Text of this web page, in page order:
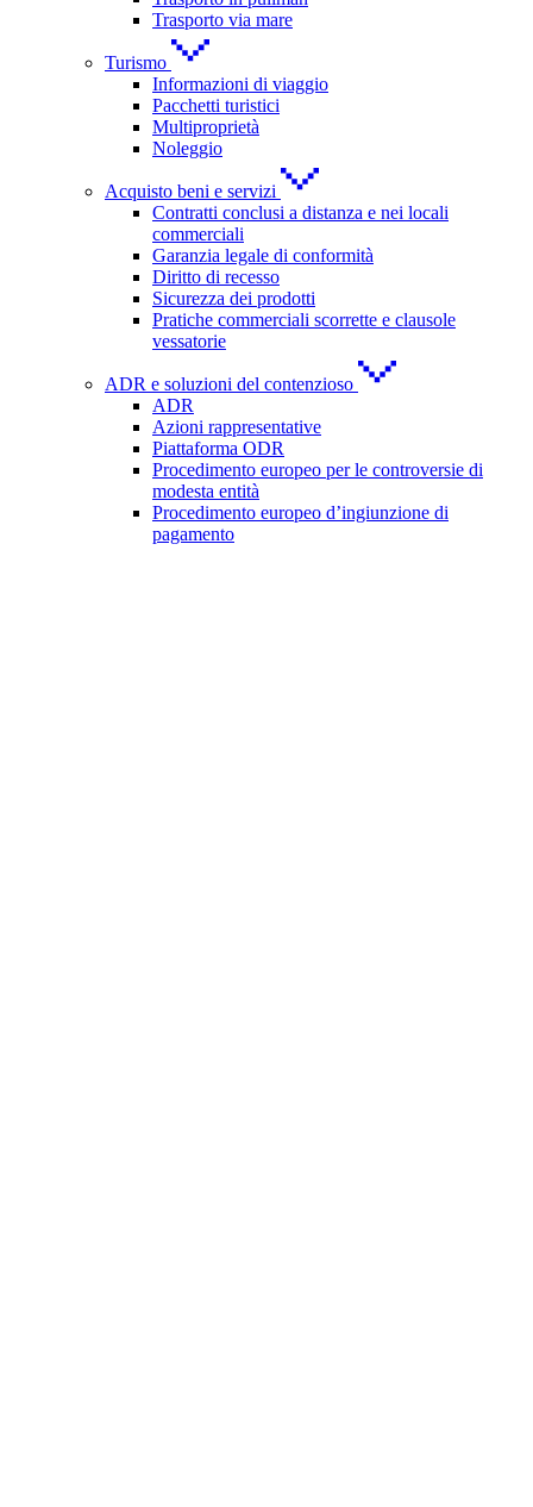
Trasporto via mare
Turismo
Informazioni di viaggio
Pacchetti turistici
Multiproprietà
Noleggio
Acquisto beni e servizi
Contratti conclusi a distanza e nei locali
commerciali
Garanzia legale di conformità
Diritto di recesso
Sicurezza dei prodotti
Pratiche commerciali scorrette e clausole
vessatorie
ADR e soluzioni del contenzioso
ADR
Azioni rappresentative
Piattaforma ODR
Procedimento europeo per le controversie di
modesta entità
Procedimento europeo d’ingiunzione di
pagamento